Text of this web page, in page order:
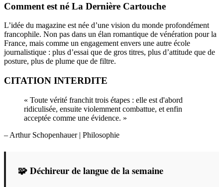
Comment est né La Dernière Cartouche
L’idée du magazine est née d’une vision du monde profondément
francophile. Non pas dans un élan romantique de vénération pour la
France, mais comme un engagement envers une autre école
journalistique : plus d’essai que de gros titres, plus d’attitude que de
posture, plus de plume que de filtre.
CITATION INTERDITE
« Toute vérité franchit trois étapes : elle est d'abord
ridiculisée, ensuite violemment combattue, et enfin
acceptée comme une évidence. »
– Arthur Schopenhauer | Philosophie
🧩 Déchireur de langue de la semaine